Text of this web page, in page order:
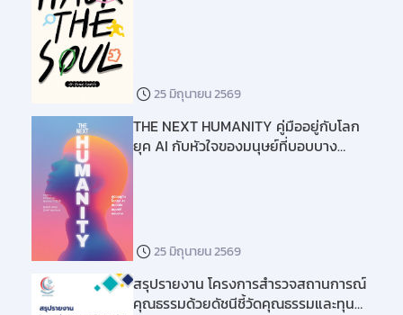
25 มิถุนายน 2569
THE NEXT HUMANITY คู่มืออยู่กับโลก
ยุค AI กับหัวใจของมนุษย์ที่บอบบาง
25 มิถุนายน 2569
สรุปรายงาน โครงการสำรวจสถานการณ์
คุณธรรมด้วยดัชนีชี้วัดคุณธรรมและทุน